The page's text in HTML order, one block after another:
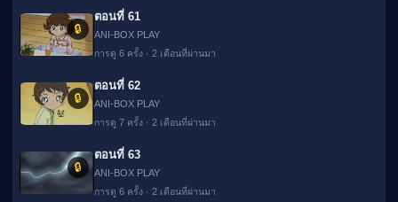
🔒
ตอนที่ 61
ANI-BOX PLAY
การดู 6 ครั้ง · 2 เดือนที่ผ่านมา
🔒
ตอนที่ 62
ANI-BOX PLAY
การดู 7 ครั้ง · 2 เดือนที่ผ่านมา
🔒
ตอนที่ 63
ANI-BOX PLAY
การดู 6 ครั้ง · 2 เดือนที่ผ่านมา